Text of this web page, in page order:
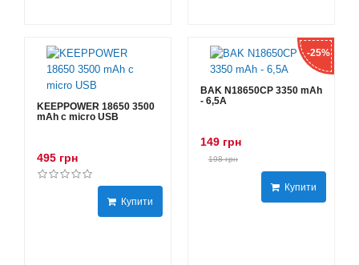
KEEPPOWER 18650 3500
mAh с micro USB
495 грн
Купити
-25%
BAK N18650CP 3350 mAh
- 6,5А
149 грн
198 грн
Купити